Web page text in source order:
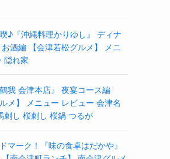
♪『沖縄料理かりゆし』 ディナ
酒編 【会津若松グルメ】 メニ
隠れ家
我 会津本店』 夜宴コース編
メ】 メニュー レビュー 会津名
刺し 桜刺し 桜鍋 つるが
マーク！『味の食卓はだかや』